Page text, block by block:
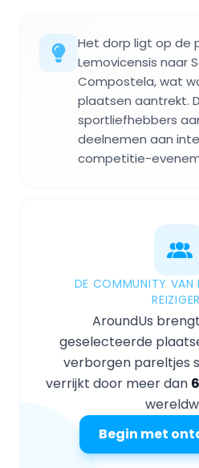
Het dorp ligt op de
Lemovicensis naar
Compostela, wat
plaatsen aantrekt.
sportliefhebbers
deelnemen aan
competitie-
DE COMMUNITY VAN
AroundUs
geselecteerde
verborgen pareltjes
verrijkt door meer dan
Begin met